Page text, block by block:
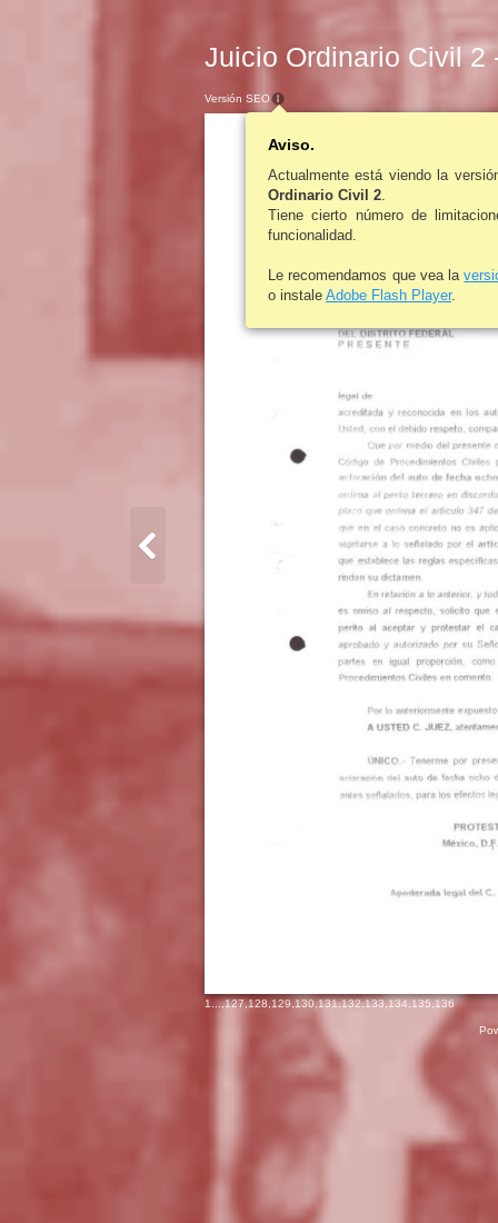
Juicio Ordinario Civil 2
Versión SEO
Aviso.
Actualmente está viendo la
Ordinario Civil 2
Tiene cierto número de
funcionalidad.
Le recomendamos que vea la
o instale Adobe Flash Player.
1 ...,127,128,129,130,131,132,133,134,135,136